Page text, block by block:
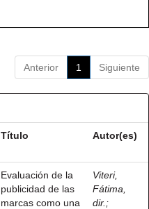
Anterior 1 Siguiente
Título Autor(es)
Evaluación de la
publicidad de las
marcas como una
Viteri,
Fátima,
dir. ;